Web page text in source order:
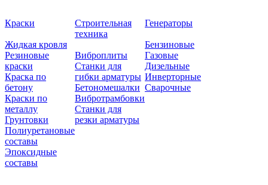
Краски
Жидкая кровля
Резиновые
краски
Краска по
бетону
Краски по
металлу
Грунтовки
Полиуретановые
составы
Эпоксидные
составы
Строительная
техника
Виброплиты
Станки для
гибки арматуры
Бетономешалки
Вибротрамбовки
Станки для
резки арматуры
Генераторы
Бензиновые
Газовые
Дизельные
Инверторные
Сварочные